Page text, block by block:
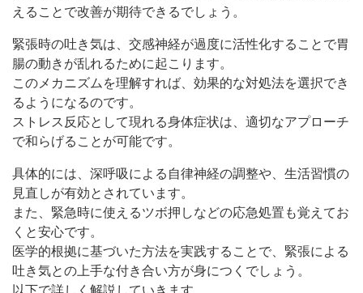
えることで改善が期待できるでしょう。
緊張時の吐き気は、交感神経が過度に活性化することで胃
腸の動きが乱れるために起こります。
このメカニズムを理解すれば、効果的な対処法を選択でき
るようになるのです。
ストレス反応として現れる身体症状は、適切なアプローチ
で和らげることが可能です。
具体的には、深呼吸による自律神経の調整や、生活習慣の
見直しが有効とされています。
また、緊急時に使えるツボ押しなどの応急処置も覚えてお
くと安心です。
医学的根拠に基づいた方法を実践することで、緊張による
吐き気との上手な付き合い方が身につくでしょう。
以下で詳しく解説していきます。